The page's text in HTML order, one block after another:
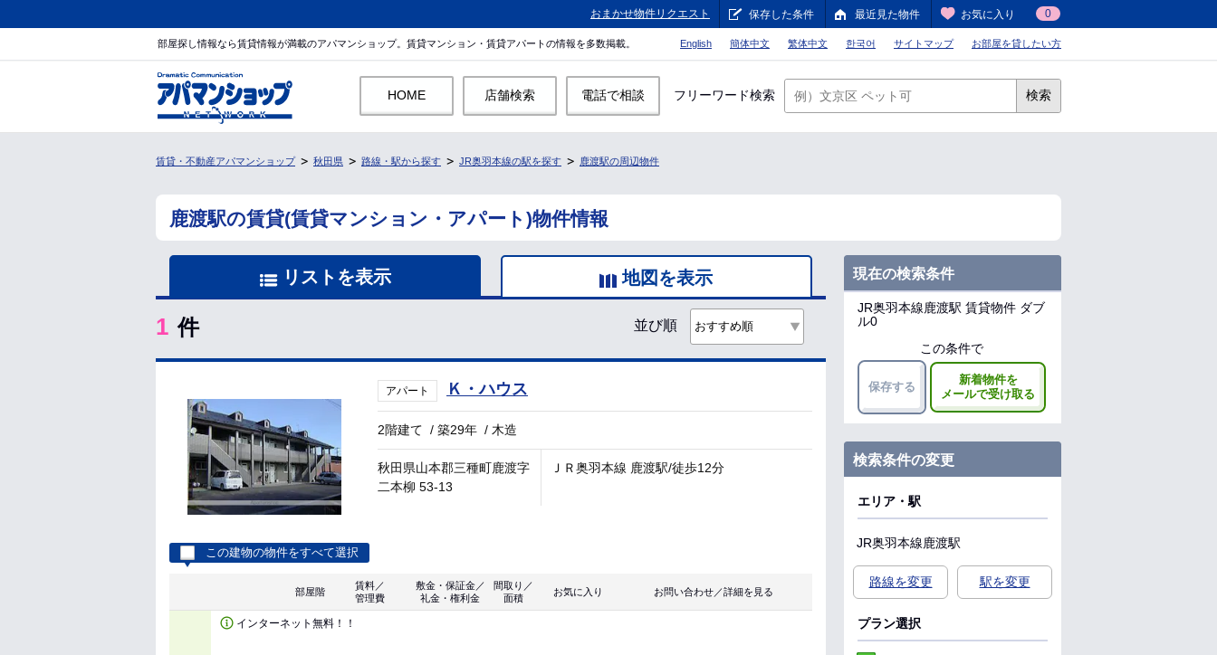
おまかせ物件リクエスト 保存した条件 最近見た物件 お気に入り 0
部屋探し情報なら賃貸情報が満載のアパマンショップ。賃貸マンション・賃貸アパートの情報を多数掲載。 English 簡体中文 繁体中文 한국어 サイトマップ お部屋を貸したい方
HOME 店舗検索 電話で相談 フリーワード検索 検索
賃貸・不動産アパマンショップ 秋田県 路線・駅から探す JR奥羽本線の駅を探す 鹿渡駅の周辺物件
鹿渡駅の賃貸(賃貸マンション・アパート)物件情報
リストを表示 地図を表示
1 件 並び順
アパート Ｋ・ハウス
2階建て /築29年 / 木造
秋田県山本郡三種町鹿渡字
二本柳 53-13
ＪＲ奥羽本線 鹿渡駅/徒歩12分
この建物の物件をすべて選択
部屋階
賃料／
管理費
敷金・保証金／
礼金・権利金
間取り／
面積
お気に入り お問い合わせ／詳細を見る
インターネット無料！！
現在の検索条件
JR奥羽本線鹿渡駅 賃貸物件 ダブ
ル0
この条件で
保存する
新着物件を
メールで受け取る
検索条件の変更
エリア・駅
JR奥羽本線鹿渡駅
路線を変更 駅を変更
プラン選択